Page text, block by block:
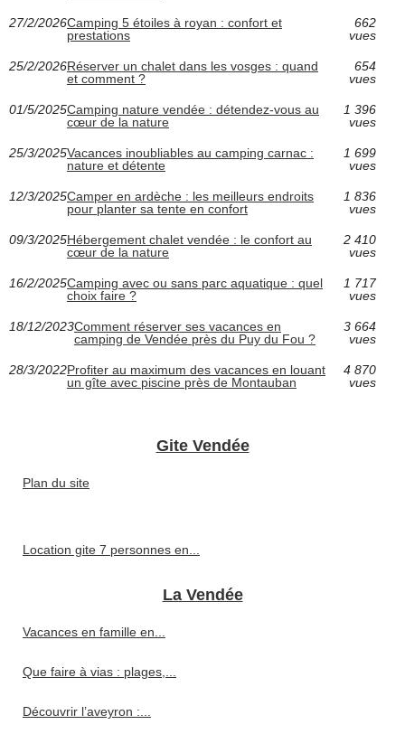
27/2/2026Camping 5 étoiles à royan : confort et
prestations
662
vues
25/2/2026Réserver un chalet dans les vosges : quand
et comment ?
654
vues
01/5/2025Camping nature vendée : détendez-vous au
cœur de la nature
1 396
vues
25/3/2025Vacances inoubliables au camping carnac :
nature et détente
1 699
vues
12/3/2025Camper en ardèche : les meilleurs endroits
pour planter sa tente en confort
1 836
vues
09/3/2025Hébergement chalet vendée : le confort au
cœur de la nature
2 410
vues
16/2/2025Camping avec ou sans parc aquatique : quel
choix faire ?
1 717
vues
18/12/2023Comment réserver ses vacances en
camping de Vendée près du Puy du Fou ?
3 664
vues
28/3/2022Profiter au maximum des vacances en louant
un gîte avec piscine près de Montauban
4 870
vues
Gite Vendée
Plan du site
Location gite 7 personnes en...
La Vendée
Vacances en famille en...
Que faire à vias : plages,...
Découvrir l’aveyron :...